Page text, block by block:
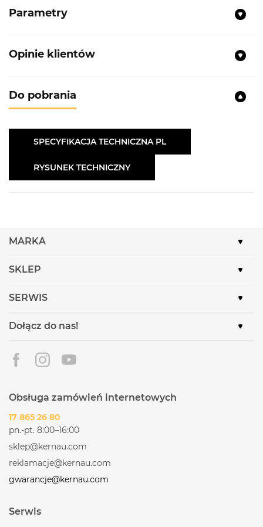
Parametry
Opinie klientów
Do pobrania
SPECYFIKACJA TECHNICZNA PL
RYSUNEK TECHNICZNY
MARKA
SKLEP
SERWIS
Dołącz do nas!
Obsługa zamówień internetowych
17 865 26 80
pn.-pt. 8:00–16:00
sklep@kernau.com
reklamacje@kernau.com
gwarancje@kernau.com
Serwis